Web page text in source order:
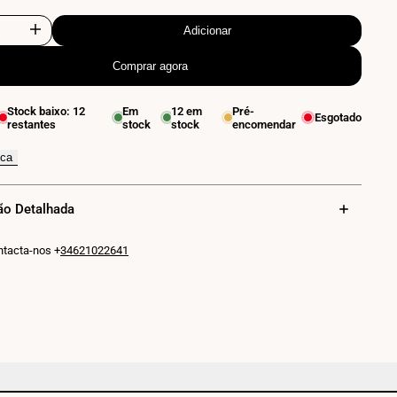
Aumentar
Aplique
espelho
de
Adicionar
Comprar agora
Stock baixo: 12
restantes
Em
stock
12 em
stock
Pré-
encomendar
Esgotado
Detalhada
nos +34621022641